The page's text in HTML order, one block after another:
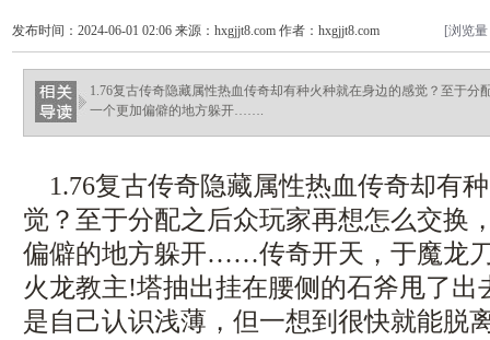
发布时间：2024-06-01 02:06 来源：hxgjjt8.com 作者：hxgjjt8.com [浏览
1.76复古传奇隐藏属性热血传奇却有种火种就在身边的感觉？至于分
一个更加偏僻的地方躲开…….
1.76复古传奇隐藏属性热血传奇却有
觉？至于分配之后众玩家再想怎么交换
偏僻的地方躲开……传奇开天，于魔龙
火龙教主!塔抽出挂在腰侧的石斧甩了出
是自己认识浅薄，但一想到很快就能脱